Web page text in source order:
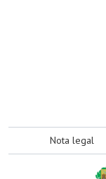
Nota legal